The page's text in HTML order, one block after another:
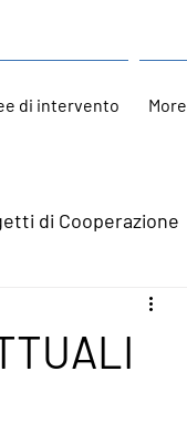
di intervento More
di Cooperazione